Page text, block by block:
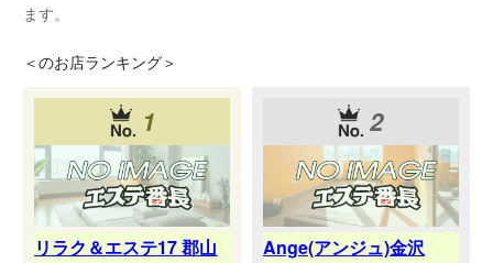
ます。
＜のお店ランキング＞
1
リラク＆エステ17 郡山
2
Ange(アンジュ)金沢